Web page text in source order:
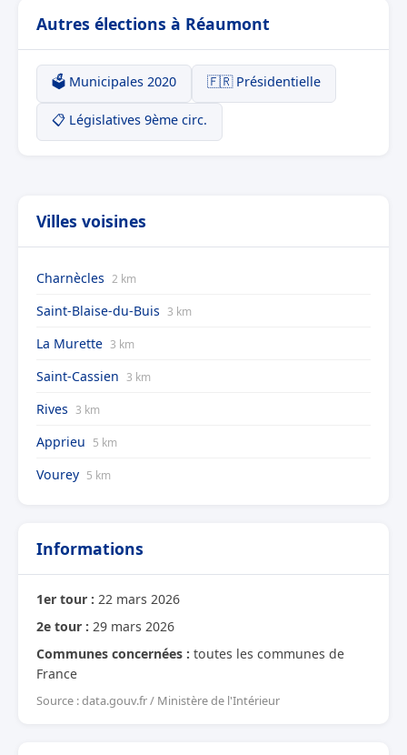
Autres élections à Réaumont
🗳️ Municipales 2020 🇫🇷 Présidentielle
📋 Législatives 9ème circ.
Villes voisines
Charnècles 2 km
Saint-Blaise-du-Buis 3 km
La Murette 3 km
Saint-Cassien 3 km
Rives 3 km
Apprieu 5 km
Vourey 5 km
Informations
1er tour : 22 mars 2026
2e tour : 29 mars 2026
Communes concernées : toutes les communes de
France
Source : data.gouv.fr / Ministère de l'Intérieur